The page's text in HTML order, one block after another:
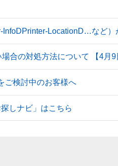
InfoDPrinter-LocationD…など
合の対処方法について 【4月9
ご検討中のお客様へ
しナビ」はこちら